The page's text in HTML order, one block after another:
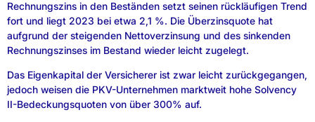
Rechnungszins in den Beständen setzt seinen rückläufigen Trend
fort und liegt 2023 bei etwa 2,1 %. Die Überzinsquote hat
aufgrund der steigenden Nettoverzinsung und des sinkenden
Rechnungszinses im Bestand wieder leicht zugelegt.
Das Eigenkapital der Versicherer ist zwar leicht zurückgegangen,
jedoch weisen die PKV-Unternehmen marktweit hohe Solvency
II-Bedeckungsquoten von über 300% auf.